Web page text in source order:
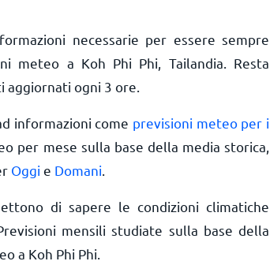
necessarie per essere sempre
meteo a Koh Phi Phi, Tailandia. Resta
ogni 3 ore.
informazioni come previsioni meteo per i
per mese sulla base della media storica,
Oggi e Domani
di sapere le condizioni climatiche
mensili studiate sulla base della
a Koh Phi Phi.